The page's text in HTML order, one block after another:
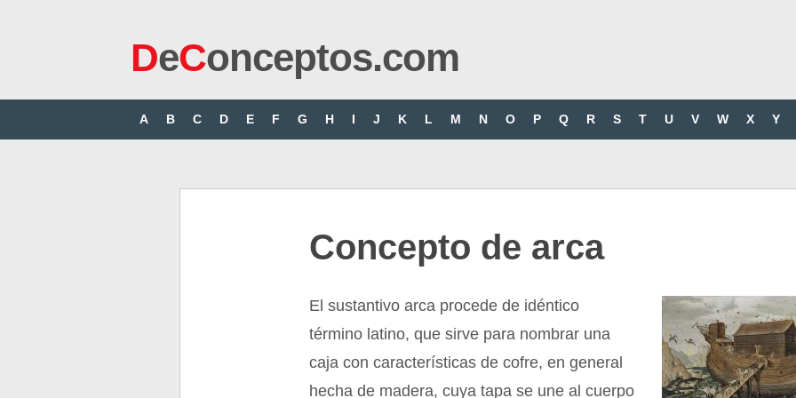
DeConceptos.com
A B C D E F G H I J K L M N O P Q R S T U V W X Y
Concepto de arca
El sustantivo arca procede de idéntico
término latino, que sirve para nombrar una
caja con características de cofre, en general
hecha de madera, cuya tapa se une al cuerpo